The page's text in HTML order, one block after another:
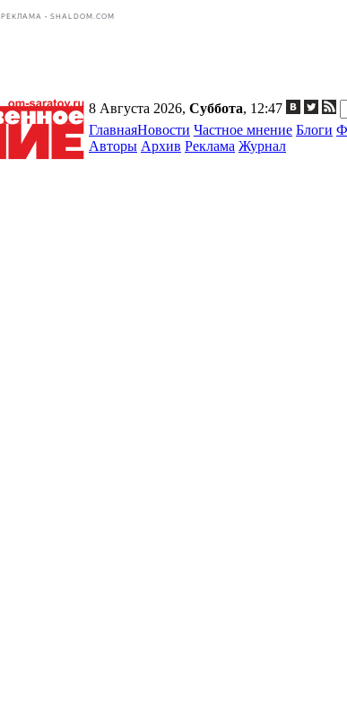
РЕКЛАМА • SHALDOM.COM
8 Августа 2026, Суббота, 12:47
ГлавнаяНовости Частное мнение Блоги
Авторы Архив Реклама Журнал